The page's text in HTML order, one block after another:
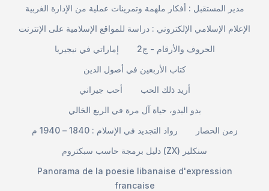
مدير المستقبل : أفكار ملهمة وتمرينات عملية من الإدارة الغربية
الإعلام الإسلامي الإلكتروني : دراسة للمواقع الإسلامية على الإنترنت
إماراتي في نيجيريا
الحروف والأرقام - ج2
كتاب الأربعين في أصول الدين
أحب جيراني
أريد ذلك الحب
بدو البدو، حياة آل مرة في الربع الخالي
رواد التجديد في الإسلام : 1840 – 1940 م
زمن الحصار
دليل برمجة حاسب سبكتروم (ZX) سنكلير
Panorama de la poesie libanaise d'expression
francaise